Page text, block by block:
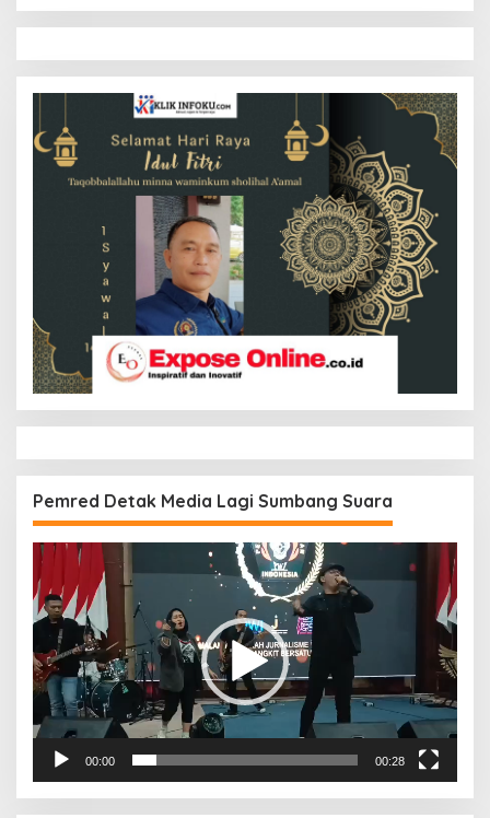
Pemred Detak Media Lagi Sumbang Suara
Pemutar
Video
00:00 00:28